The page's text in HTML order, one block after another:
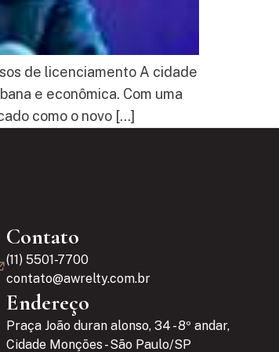
de licenciamento A cidade
e econômica. Com uma
como o novo […]
Contato
(11) 5501-7700
contato@awrelty.com.br
Endereço
Praça João duran alonso, 34 - 8º andar,
Cidade Monções - São Paulo/SP